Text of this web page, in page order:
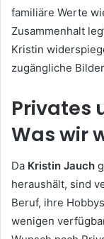
familiäre Werte
Zusammenhalt
Kristin
zugängliche
Privates
Was wir
Da Kristin Jauch
heraushält, sind
Beruf, ihre
wenigen